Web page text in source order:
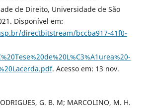
de Direito, Universidade de São
Disponível em:
directbitstream/bccba917-41f0-
. Acesso em: 13 nov.
G. B. M; MARCOLINO, M. H.